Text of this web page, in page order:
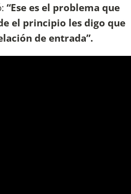
“Ese es el problema que
el principio les digo que
de entrada”.